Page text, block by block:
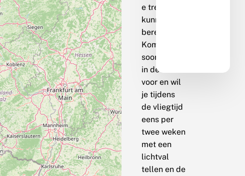
e trend te
kunnen
berekenen.
Komt de
soort bij jou
in de buurt
voor en wil
je tijdens
de vliegtijd
eens per
twee weken
met een
lichtval
tellen en de